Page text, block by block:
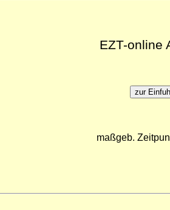
EZT-online
maßgeb.